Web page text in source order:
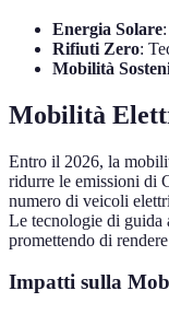
Energia Solare
Rifiuti Zero:
Mobilità
Mobilità
Entro il 2026, la
ridurre le emissioni di
numero di veicoli
Le tecnologie di guida
promettendo di
Impatti sulla